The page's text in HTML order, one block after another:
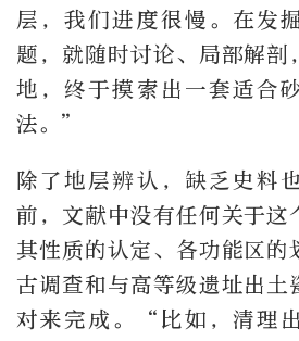
层，我们进度很慢。在发
题，就随时讨论、局部解剖
地，终于摸索出一套适合
法。”
除了地层辨认，缺乏史料
前，文献中没有任何关于这
其性质的认定、各功能区的
古调查和与高等级遗址出土
对来完成。“比如，清理